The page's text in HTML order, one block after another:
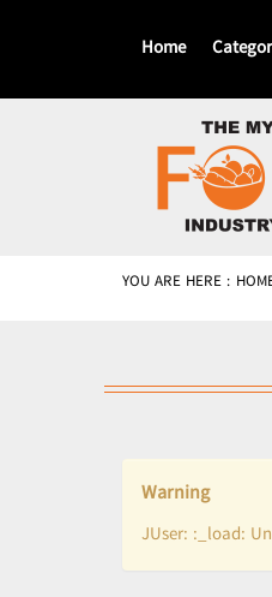
Home
YOU ARE HERE :
Warning
JUser: :_load: